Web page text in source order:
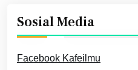
Sosial Media
Facebook Kafeilmu